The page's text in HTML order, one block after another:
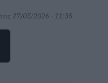
27/05/2026 - 11:35